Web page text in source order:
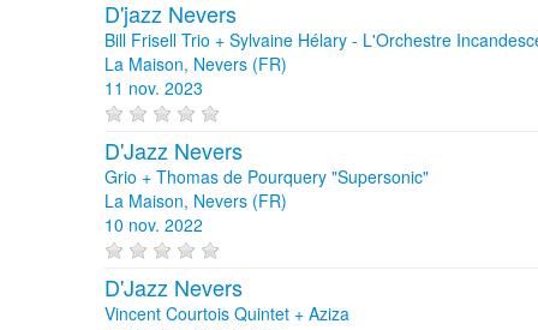
D'jazz Nevers
Bill Frisell Trio + Sylvaine Hélary - L'Orchestre
La Maison, Nevers (FR)
11 nov. 2023
D'Jazz Nevers
Grio + Thomas de Pourquery "Supersonic"
La Maison, Nevers (FR)
10 nov. 2022
D'Jazz Nevers
Vincent Courtois Quintet + Aziza